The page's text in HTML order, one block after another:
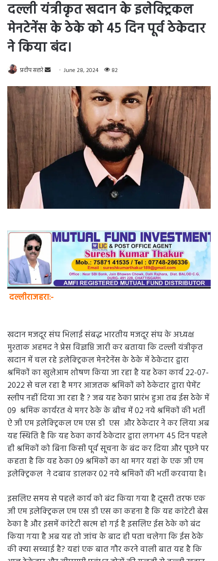
प्रदीप सहारे
Send
an
email
June 28, 2024 82
दल्लीराजहरा:-
खदान मजदूर संघ भिलाई संबद्ध भारतीय मजदूर संघ के अध्यक्ष
मुश्ताक अहमद ने प्रेस विज्ञप्ति जारी कर बताया कि दल्ली यंत्रीकृत
श्रमिकों का खुलेआम शोषण किया जा रहा है यह ठेका कार्य 22-07-
2022 से चल रहा है मगर आजतक श्रमिकों को ठेकेदार द्वारा पेमेंट
स्लीप नहीं दिया जा रहा है ? जब यह ठेका प्रारंभ हुआ तब ईस ठेके में
09 श्रमिक कार्यरत थे मगर ठेके के बीच में 02 नये श्रमिकों की भर्ती
ऐ जी एम इलेक्ट्रिकल एम एस डी एस और ठेकेदार ने कर लिया अब
यह स्थिति है कि यह ठेका कार्य ठेकेदार द्वारा लगभग 45 दिन पहले
ही श्रमिकों को बिना किसी पूर्व सूचना के बंद कर दिया और पूछने पर
कहता है कि यह ठेका 09 श्रमिकों का था मगर यहां के एक जी एम
इलेक्ट्रिकल ने दबाव डालकर 02 नये श्रमिकों की भर्ती करवाया है।
इसलिए समय से पहले कार्य को बंद किया गया है दूसरी तरफ एक
जी एम इलेक्ट्रिकल एम एस डी एस का कहना है कि यह कांटेटी बेस
ठेका है और इसमें कांटेटी खत्म हो गई है इसलिए ईस ठेके को बंद
किया गया है अब यह तो जांच के बाद ही पता चलेगा कि ईस ठेके
की क्या सच्चाई है? यहां एक बात गौर करने वाली बात यह है कि
आज ठेकेदार और बीएसपी प्रबंधन दोनों की ग़लती से दल्ली खदान
के इलेक्ट्रिकल मेनटेनेंस का ठेका बंद पड़ा है जो वहां के प्रबंधन की
कार्यशैली को दिखाता है दूसरी तरफ आज लगभग 45 दिनों से सभी
श्रमिकों का काम बंद है जोकि काफी खेदजनक है,।